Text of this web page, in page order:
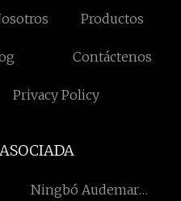
Productos
Contáctenos
Privacy Policy
Ningbó Audemar